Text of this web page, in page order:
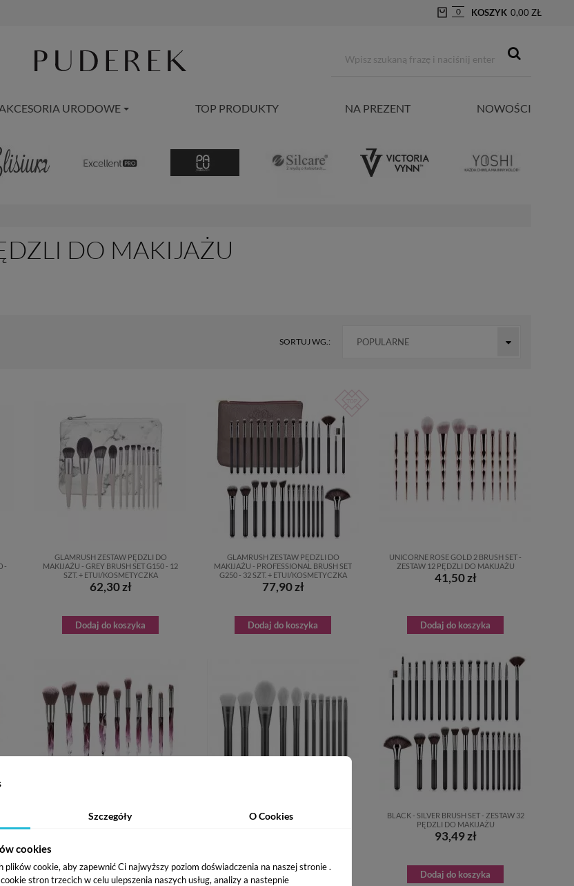
Szczegóły O Cookies
cookies
plików cookie, aby zapewnić Ci najwyższy poziom doświadczenia na naszej stronie .
stron trzecich w celu ulepszenia naszych usług, analizy a nastepnie
0 KOSZYK 0,00 ZŁ
URODOWE TOP PRODUKTY NA PREZENT NOWOŚCI
DO MAKIJAŻU
SORTUJ WG.: POPULARNE
-
GLAMRUSH ZESTAW PĘDZLI DO
MAKIJAŻU - GREY BRUSH SET G150 - 12
SZT. + ETUI/KOSMETYCZKA
62,30 zł
Dodaj do koszyka
GLAMRUSH ZESTAW PĘDZLI DO
MAKIJAŻU - PROFESSIONAL BRUSH SET
G250 - 32 SZT. + ETUI/KOSMETYCZKA
77,90 zł
Dodaj do koszyka
UNICORNE ROSE GOLD 2 BRUSH SET -
ZESTAW 12 PĘDZLI DO MAKIJAŻU
41,50 zł
Dodaj do koszyka
CRYSTAL PURPLE BRUSH SET - ZESTAW
10 PĘDZLI DO MAKIJAŻU
Dodaj do koszyka
RUBINE BRUSH SET - ZESTAW 12
BLACK - SILVER BRUSH SET - ZESTAW 32
PĘDZLI DO MAKIJAŻU
93,49 zł
Dodaj do koszyka